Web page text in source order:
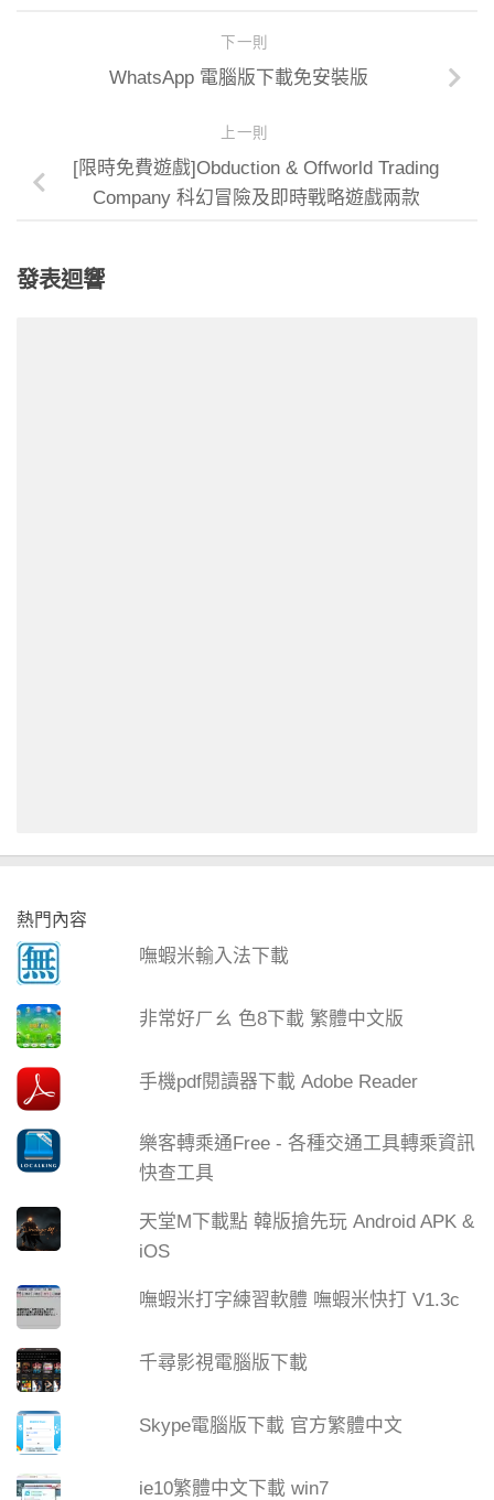
下一則
WhatsApp 電腦版下載免安裝版
上一則
[限時免費遊戲]Obduction & Offworld Trading
Company 科幻冒險及即時戰略遊戲兩款
發表迴響
熱門內容
嘸蝦米輸入法下載
非常好ㄏㄠ 色8下載 繁體中文版
手機pdf閱讀器下載 Adobe Reader
樂客轉乘通Free - 各種交通工具轉乘資訊
快查工具
天堂M下載點 韓版搶先玩 Android APK &
iOS
嘸蝦米打字練習軟體 嘸蝦米快打 V1.3c
千尋影視電腦版下載
Skype電腦版下載 官方繁體中文
ie10繁體中文下載 win7